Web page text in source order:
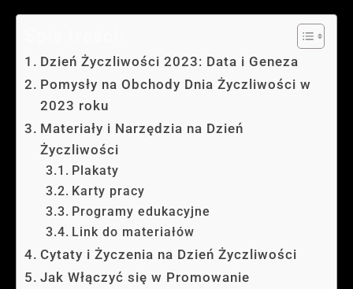
Dzień Życzliwości 2023: Data i Geneza
Pomysły na Obchody Dnia Życzliwości w
2023 roku
Materiały i Narzędzia na Dzień
Życzliwości
Plakaty
Karty pracy
Programy edukacyjne
Link do materiałów
Cytaty i Życzenia na Dzień Życzliwości
Jak Włączyć się w Promowanie